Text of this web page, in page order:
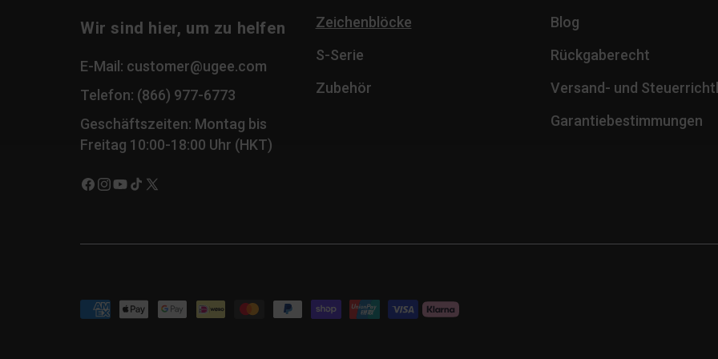
Wir sind hier, um zu helfen
E-Mail: customer@ugee.com
Telefon: (866) 977-6773
Geschäftszeiten: Montag bis
Freitag 10:00-18:00 Uhr (HKT)
Facebook
Instagram
YouTube
TikTok
X
Zeichenblöcke
S-Serie
Zubehör
Blog
Rückgaberecht
Versand- und
Garantiebestimmungen
Zahlungsmethoden